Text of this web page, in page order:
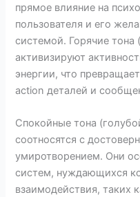
прямое влияние на
пользователя и его
системой. Горячие
активизируют
энергии, что
action деталей и
Спокойные тона
соотносятся с
умиротворением. Они
систем, нуждающихся
взаимодействия, таких